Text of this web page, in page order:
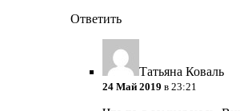
Ответить
Татьяна Коваль
24 Май 2019 в 23:21